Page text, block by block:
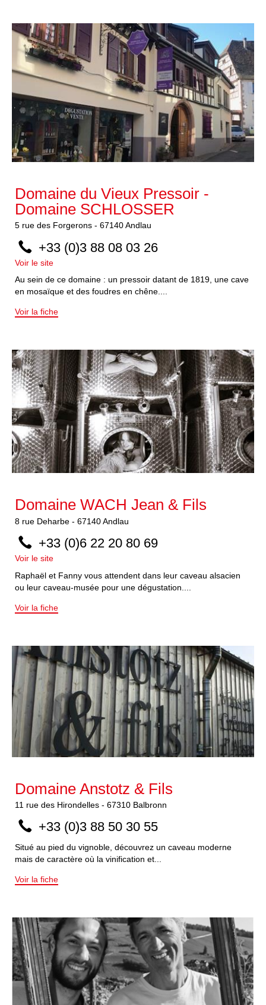
Domaine du Vieux Pressoir -
Domaine SCHLOSSER
5 rue des Forgerons - 67140Andlau
+33 (0)3 88 08 03 26
Voir le site
Au sein de ce domaine : un pressoir datant de 1819, une cave
en mosaïque et des foudres en chêne....
Voir la fiche
Domaine WACH Jean & Fils
8 rue Deharbe - 67140Andlau
+33 (0)6 22 20 80 69
Voir le site
Raphaël et Fanny vous attendent dans leur caveau alsacien
ou leur caveau-musée pour une dégustation....
Voir la fiche
Domaine Anstotz & Fils
11 rue des Hirondelles - 67310 Balbronn
+33 (0)3 88 50 30 55
Situé au pied du vignoble, découvrez un caveau moderne
mais de caractère où la vinification et...
Voir la fiche